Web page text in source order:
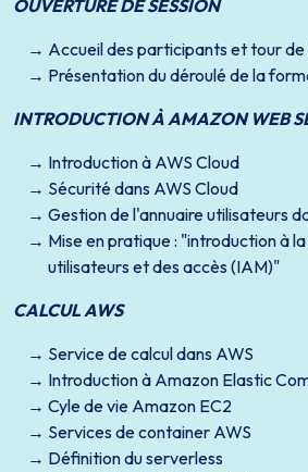
OUVERTURE DE SESSION
Accueil des participants et tour
Présentation du déroulé de la
INTRODUCTION À AMAZON WEB
Introduction à AWS Cloud
Sécurité dans AWS Cloud
Gestion de l'annuaire utilisateurs
Mise en pratique : "introduction à
utilisateurs et des accès (IAM)"
CALCUL AWS
Service de calcul dans AWS
Introduction à Amazon Elastic
Cyle de vie Amazon EC2
Services de container AWS
Définition du serverless